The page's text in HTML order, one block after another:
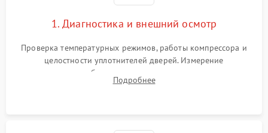
работе
2000 ₽ Подробнее →
1000 ₽
1800 ₽
1. Диагностика и внешний осмотр
Проверка температурных режимов, работы компрессора и
целостности уплотнителей дверей. Измерение
сопротивления обмоток мотора, проверка термостата и
считывание кодов ошибок с электронного дисплея.
Подробнее